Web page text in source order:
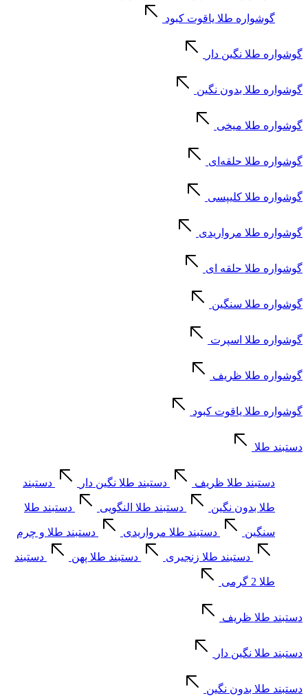
گوشواره طلا یاقوت کبود
گوشواره طلا نگین دار
گوشواره طلا بدون نگین
گوشواره طلا میخی
گوشواره طلا حلقه‌ای
گوشواره طلا کلیپسی
گوشواره طلا مرواریدی
گوشواره طلا حلقه ای
گوشواره طلا سنگین
گوشواره طلا اسپرت
گوشواره طلا ظریف
گوشواره طلا یاقوت کبود
دستبند طلا
دستبند طلا ظریف دستبند طلا نگین دار دستبند
طلا بدون نگین دستبند طلا النگویی دستبند طلا
سنگین دستبند طلا مرواریدی دستبند طلا و چرم
دستبند طلا زنجیری دستبند طلا پهن دستبند
طلا 2 گرمی
دستبند طلا ظریف
دستبند طلا نگین دار
دستبند طلا بدون نگین